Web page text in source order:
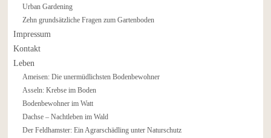
Urban Gardening
Zehn grundsätzliche Fragen zum Gartenboden
Impressum
Kontakt
Leben
Ameisen: Die unermüdlichsten Bodenbewohner
Asseln: Krebse im Boden
Bodenbewohner im Watt
Dachse – Nachtleben im Wald
Der Feldhamster: Ein Agrarschädling unter Naturschutz